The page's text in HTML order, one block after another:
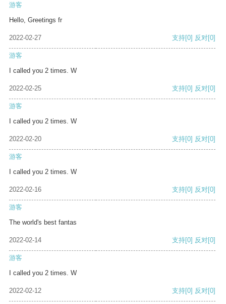
游客
Hello, Greetings fr
2022-02-27 支持[0] 反对[0]
游客
I called you 2 times. W
2022-02-25 支持[0] 反对[0]
游客
I called you 2 times. W
2022-02-20 支持[0] 反对[0]
游客
I called you 2 times. W
2022-02-16 支持[0] 反对[0]
游客
The world's best fantas
2022-02-14 支持[0] 反对[0]
游客
I called you 2 times. W
2022-02-12 支持[0] 反对[0]